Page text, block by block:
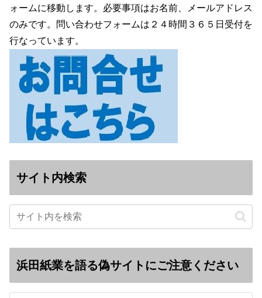
ォームに移動します。必要事項はお名前、メールアドレス
のみです。問い合わせフォームは２４時間３６５日受付を
行なっています。
サイト内検索
浜田紙業を語る偽サイトにご注意ください